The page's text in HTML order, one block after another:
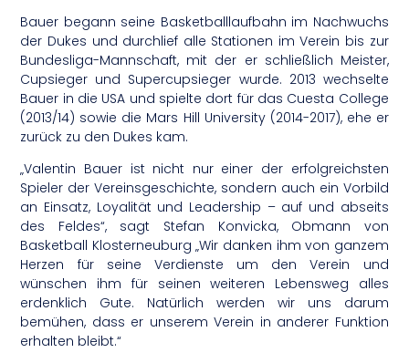
Bauer begann seine Basketballlaufbahn im Nachwuchs
der Dukes und durchlief alle Stationen im Verein bis zur
Bundesliga-Mannschaft, mit der er schließlich Meister,
Cupsieger und Supercupsieger wurde. 2013 wechselte
Bauer in die USA und spielte dort für das Cuesta College
(2013/14) sowie die Mars Hill University (2014-2017), ehe er
zurück zu den Dukes kam.
„Valentin Bauer ist nicht nur einer der erfolgreichsten
Spieler der Vereinsgeschichte, sondern auch ein Vorbild
an Einsatz, Loyalität und Leadership – auf und abseits
des Feldes“, sagt Stefan Konvicka, Obmann von
Basketball Klosterneuburg „Wir danken ihm von ganzem
Herzen für seine Verdienste um den Verein und
wünschen ihm für seinen weiteren Lebensweg alles
erdenklich Gute. Natürlich werden wir uns darum
bemühen, dass er unserem Verein in anderer Funktion
erhalten bleibt.“